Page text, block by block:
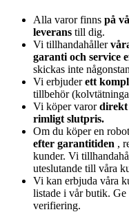
Alla varor finns på
leverans till dig.
Vi tillhandahåller
garanti och service
skickas inte
Vi erbjuderett
tillbehör
Vi köper varordirekt
rimligt slutpris.
Om du köper en
efter garantitiden ,
kunder. Vi
uteslutande till våra
Vi kan erbjuda våra
listade i vår butik.
verifiering.